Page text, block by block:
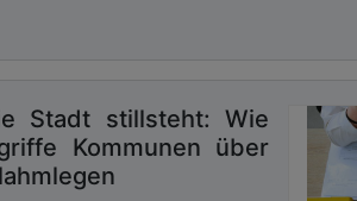
Stadt stillsteht: Wie
Kommunen über